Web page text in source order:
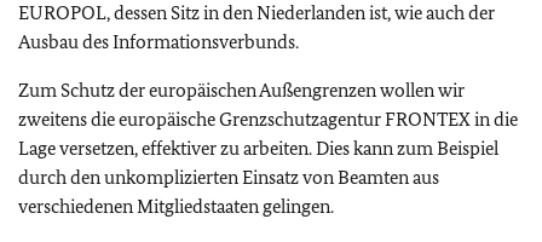
EUROPOL, dessen Sitz in den Niederlanden ist, wie auch der
Ausbau des Informationsverbunds.
Zum Schutz der europäischen Außengrenzen wollen wir
zweitens die europäische Grenzschutzagentur FRONTEX in die
Lage versetzen, effektiver zu arbeiten. Dies kann zum Beispiel
durch den unkomplizierten Einsatz von Beamten aus
verschiedenen Mitgliedstaaten gelingen.